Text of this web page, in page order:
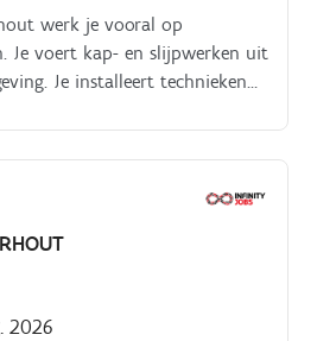
werk je vooral op
Je voert kap- en slijpwerken uit
Je installeert technieken
2026